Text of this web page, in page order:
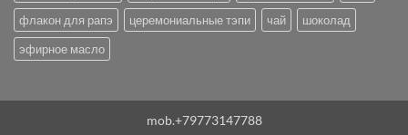
флакон для рапэ
церемониальные тэпи чай
шоколад
эфирное масло
mob.+79773147788